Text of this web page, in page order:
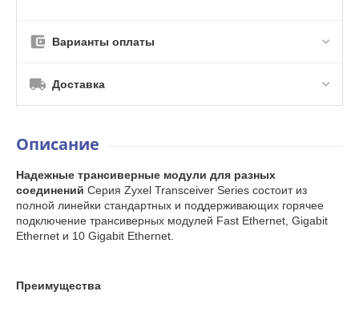
Варианты оплаты
Доставка
Описание
Надежные трансиверные модули для разных
соединений Серия Zyxel Transceiver Series состоит из
полной линейки стандартных и поддерживающих горячее
подключение трансиверных модулей Fast Ethernet, Gigabit
Ethernet и 10 Gigabit Ethernet.
Преимущества